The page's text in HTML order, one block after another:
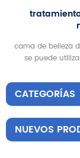
cama de belleza
se puede
CATEGORÍAS
NUEVOS